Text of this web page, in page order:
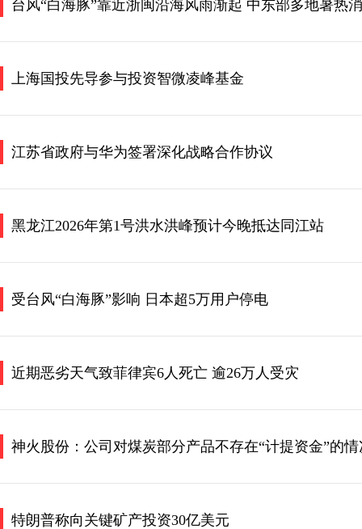
台风“白海豚”靠近浙闽沿海风雨渐起 中东部多地暑热
上海国投先导参与投资智微凌峰基金
江苏省政府与华为签署深化战略合作协议
黑龙江2026年第1号洪水洪峰预计今晚抵达同江站
受台风“白海豚”影响 日本超5万用户停电
近期恶劣天气致菲律宾6人死亡 逾26万人受灾
神火股份：公司对煤炭部分产品不存在“计提资金”的情
特朗普称向关键矿产投资30亿美元